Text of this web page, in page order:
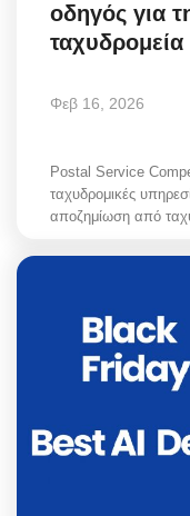
οδηγός για
Φεβ 16, 2026
Postal Service
ταχυδρομικές
αποζημίωση από